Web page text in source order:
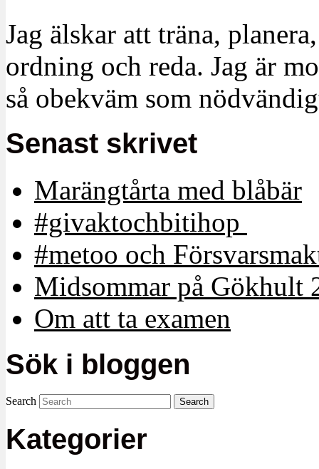
Jag älskar att träna,
ordning och reda. Jag är
så obekväm som
Senast skrivet
Marängtårta med blåbär
#givaktochbitihop
#metoo och
Midsommar på Gökhult
Om att ta examen
Sök i bloggen
Search
Kategorier